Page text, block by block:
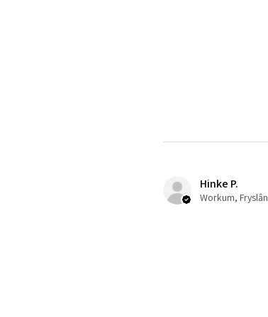
Hinke P.
Workum, Fryslân